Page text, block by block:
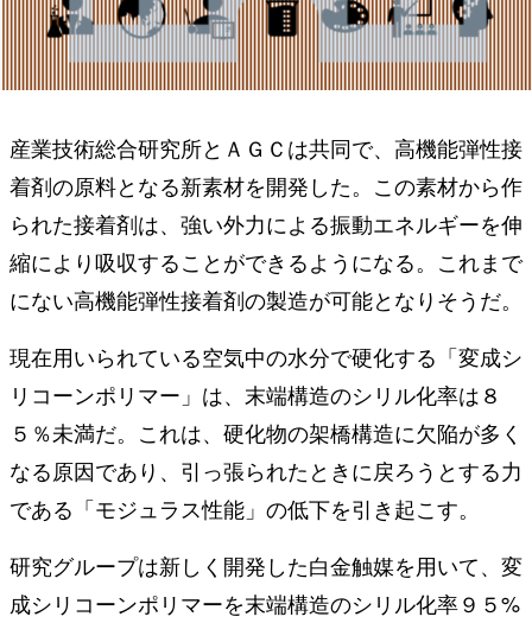
産業技術総合研究所とＡＧＣは共同で、⾼機能弾性接
着剤の原料となる新素材を開発した。この素材から作
られた接着剤は、強い外⼒による振動エネルギーを伸
縮により吸収することができるようになる。これまで
にない⾼機能弾性接着剤の製造が可能となりそうだ。
現在用いられている空気中の水分で硬化する「変成シ
リコーンポリマー」は、末端構造のシリル化率は８
５％未満だ。これは、硬化物の架橋構造に⽋陥が多く
なる原因であり、引っ張られたときに戻ろうとする⼒
である「モジュラス性能」の低下を引き起こす。
研究グループは新しく開発した⽩⾦触媒を⽤いて、変
成シリコーンポリマーを末端構造のシリル化率９５%